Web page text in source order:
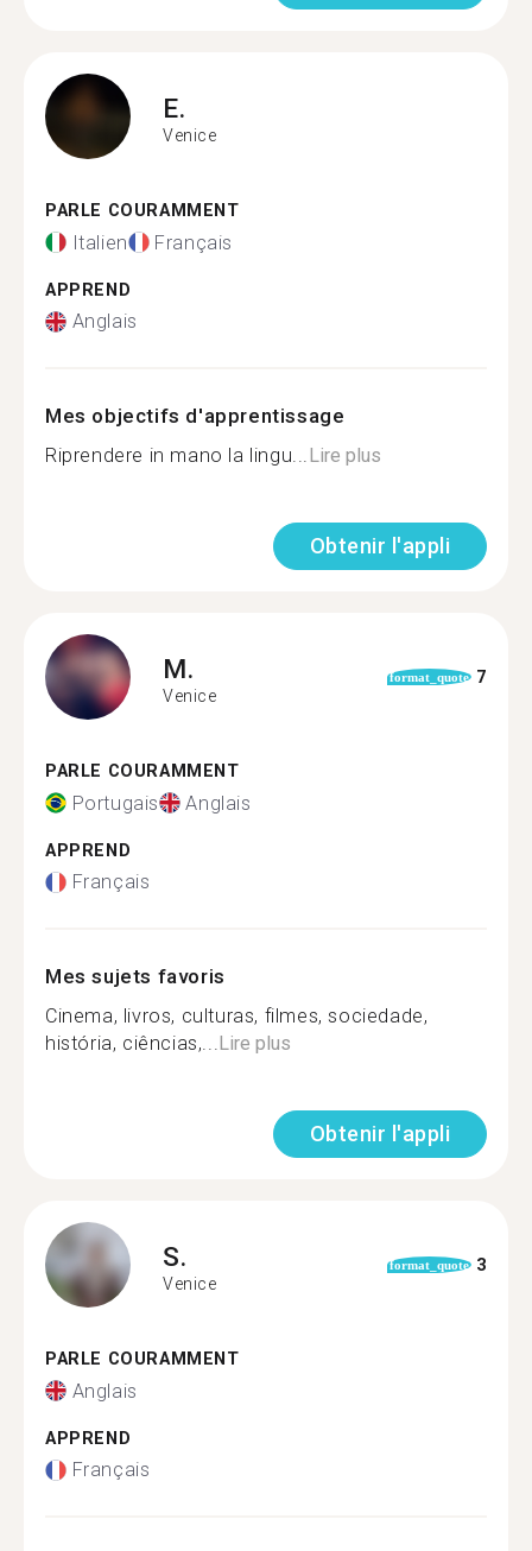
E.
Venice
PARLE COURAMMENT
Italien Français
APPREND
Anglais
Mes objectifs d'apprentissage
Riprendere in mano la lingu...Lire plus
Obtenir l'appli
M.
Venice
format_quote 7
PARLE COURAMMENT
Portugais Anglais
APPREND
Français
Mes sujets favoris
Cinema, livros, culturas, filmes, sociedade,
história, ciências,...Lire plus
Obtenir l'appli
S.
Venice
format_quote 3
PARLE COURAMMENT
Anglais
APPREND
Français